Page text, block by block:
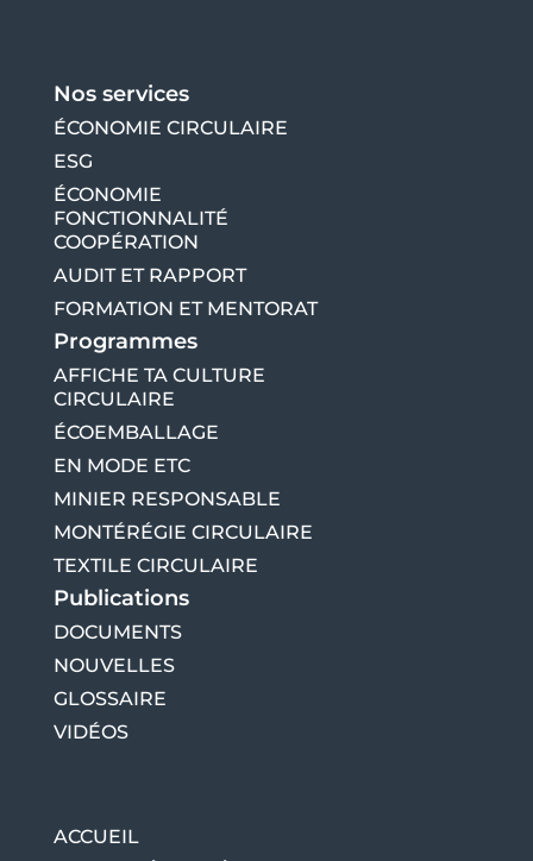
Nos services
ÉCONOMIE CIRCULAIRE
ESG
ÉCONOMIE
FONCTIONNALITÉ
COOPÉRATION
AUDIT ET RAPPORT
FORMATION ET MENTORAT
Programmes
AFFICHE TA CULTURE
CIRCULAIRE
ÉCOEMBALLAGE
EN MODE ETC
MINIER RESPONSABLE
MONTÉRÉGIE CIRCULAIRE
TEXTILE CIRCULAIRE
Publications
DOCUMENTS
NOUVELLES
GLOSSAIRE
VIDÉOS
ACCUEIL